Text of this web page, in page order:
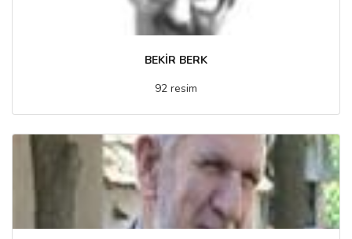
BEKİR BERK
92 resim